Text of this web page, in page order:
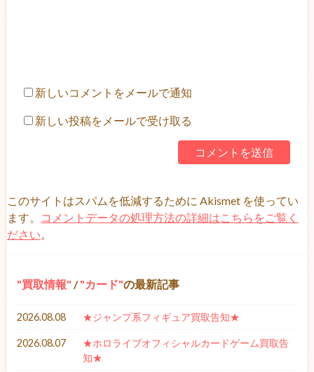
新しいコメントをメールで通知
新しい投稿をメールで受け取る
このサイトはスパムを低減するために Akismet を使ってい
ます。
コメントデータの処理方法の詳細はこちらをご覧く
ださい
買取情報 / カード の最新記事
2026.08.08 ★ジャンプ系フィギュア買取告知★
2026.08.07
★ホロライブオフィシャルカードゲーム買取告
知★